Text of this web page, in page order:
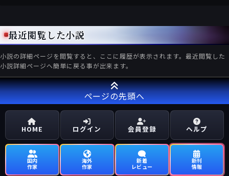
最近閲覧した小説
小説の詳細ページを閲覧すると、ここに履歴が表示されます。最近閲覧した
小説詳細ページへ簡単に戻る事が出来ます。
ページの先頭へ
HOME ログイン 会員登録 ヘルプ
国内
作家
海外
作家
新着
レビュー
新刊
情報